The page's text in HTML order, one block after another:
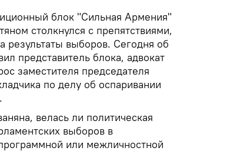
блок "Сильная Армения"
столкнулся с препятствиями,
результаты выборов. Сегодня об
представитель блока, адвокат
заместителя председателя
по делу об оспаривании
велась ли политическая
выборов в
или межличностной